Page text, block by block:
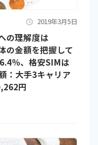
2019年3月5日
の理解度は
の金額を把握して
％、格安SIMは
：大手3キャリア
円